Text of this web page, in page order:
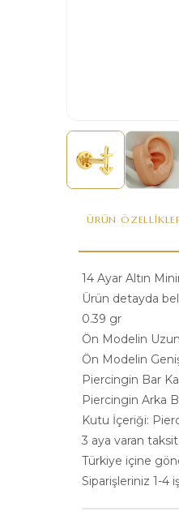
ÜRÜN
14 Ayar Altın
Ürün detayda
0.39 gr
Ön Modelin
Ön Modelin
Piercingin Bar
Piercingin Arka
Kutu İçeriği:
3 aya varan
Türkiye içine
Siparişleriniz 1-4